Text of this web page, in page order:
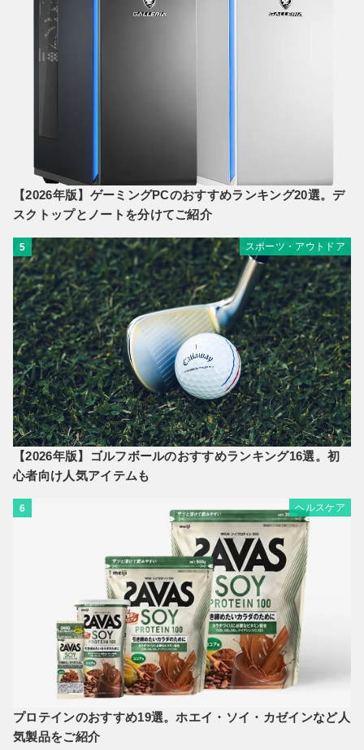
【2026年版】ゲーミングPCのおすすめランキング20選。デ
スクトップとノートを分けてご紹介
5 スポーツ・アウトドア
【2026年版】ゴルフボールのおすすめランキング16選。初
心者向け人気アイテムも
6 ヘルスケア
プロテインのおすすめ19選。ホエイ・ソイ・カゼインなど人
気製品をご紹介